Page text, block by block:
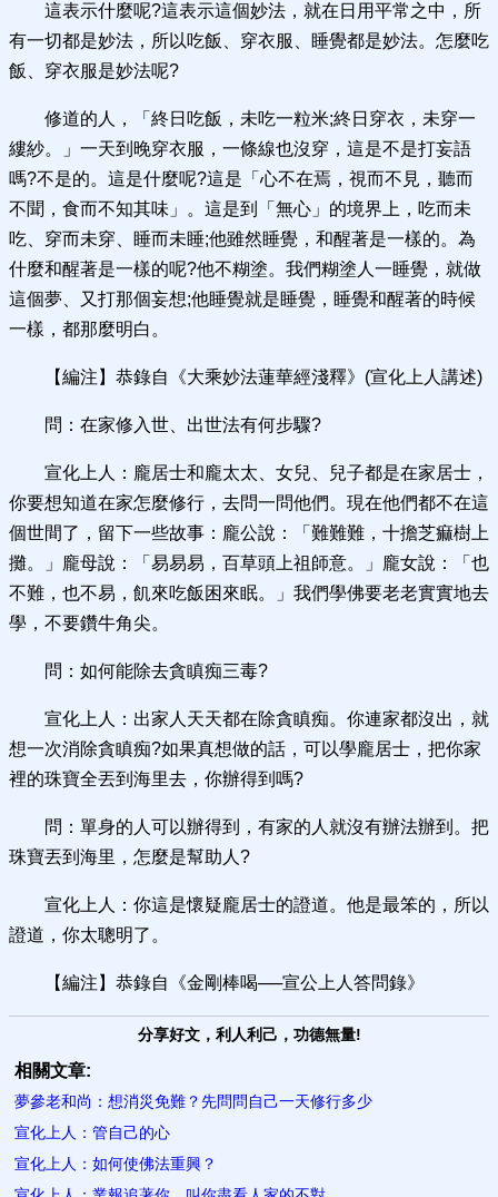
這表示什麼呢?這表示這個妙法，就在日用平常之中，所
有一切都是妙法，所以吃飯、穿衣服、睡覺都是妙法。怎麼吃
飯、穿衣服是妙法呢?
修道的人，「終日吃飯，未吃一粒米;終日穿衣，未穿一
縷紗。」一天到晚穿衣服，一條線也沒穿，這是不是打妄語
嗎?不是的。這是什麼呢?這是「心不在焉，視而不見，聽而
不聞，食而不知其味」。這是到「無心」的境界上，吃而未
吃、穿而未穿、睡而未睡;他雖然睡覺，和醒著是一樣的。為
什麼和醒著是一樣的呢?他不糊塗。我們糊塗人一睡覺，就做
這個夢、又打那個妄想;他睡覺就是睡覺，睡覺和醒著的時候
一樣，都那麼明白。
【編注】恭錄自《大乘妙法蓮華經淺釋》(宣化上人講述)
問：在家修入世、出世法有何步驟?
宣化上人：龐居士和龐太太、女兒、兒子都是在家居士，
你要想知道在家怎麼修行，去問一問他們。現在他們都不在這
個世間了，留下一些故事：龐公說：「難難難，十擔芝痲樹上
攤。」龐母說：「易易易，百草頭上祖師意。」龐女說：「也
不難，也不易，飢來吃飯困來眠。」我們學佛要老老實實地去
學，不要鑽牛角尖。
問：如何能除去貪瞋痴三毒?
宣化上人：出家人天天都在除貪瞋痴。你連家都沒出，就
想一次消除貪瞋痴?如果真想做的話，可以學龐居士，把你家
裡的珠寶全丟到海里去，你辦得到嗎?
問：單身的人可以辦得到，有家的人就沒有辦法辦到。把
珠寶丟到海里，怎麼是幫助人?
宣化上人：你這是懷疑龐居士的證道。他是最笨的，所以
證道，你太聰明了。
【編注】恭錄自《金剛棒喝──宣公上人答問錄》
分享好文，利人利己，功德無量!
相關文章:
夢參老和尚：想消災免難？先問問自己一天修行多少
宣化上人：管自己的心
宣化上人：如何使佛法重興？